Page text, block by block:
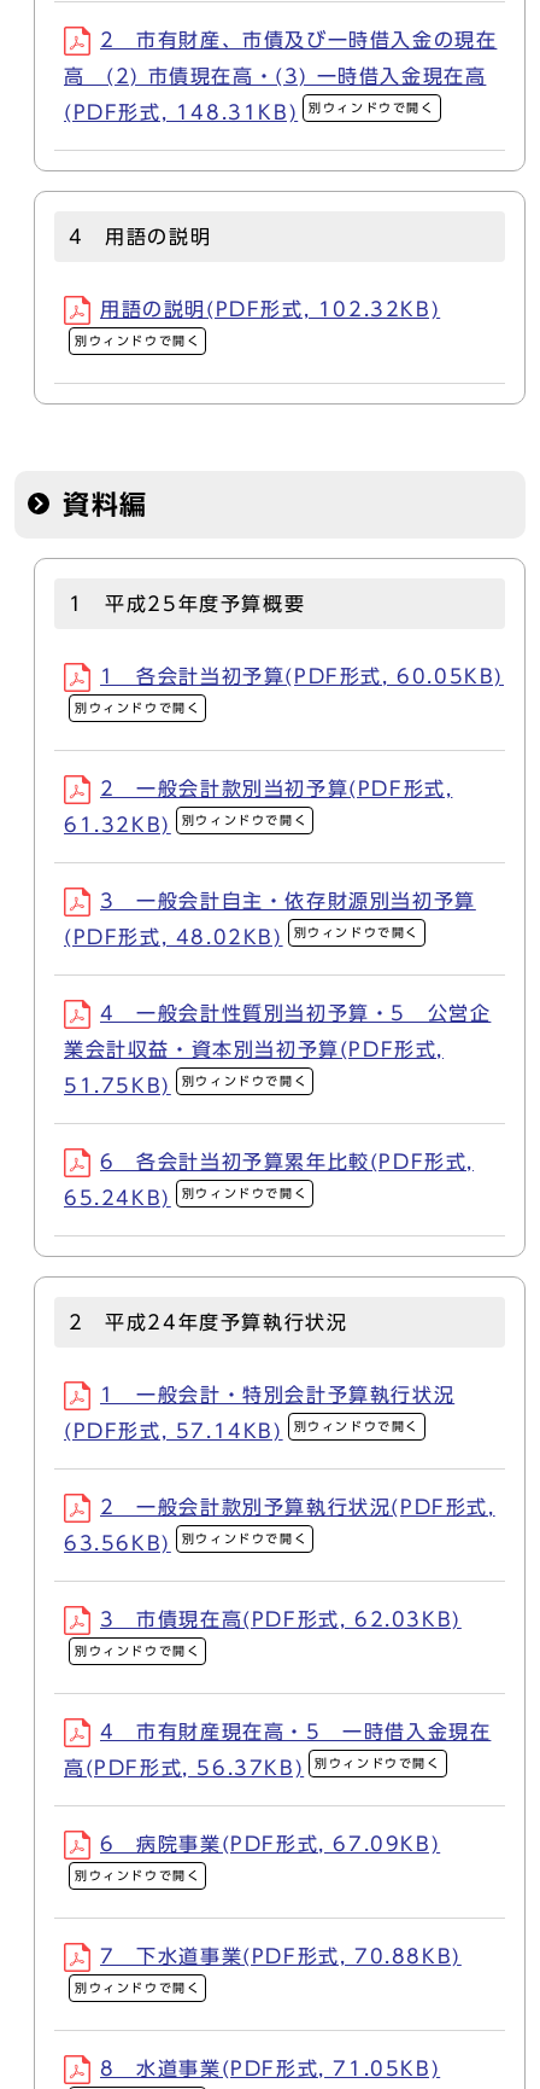
2 市有財産、市債及び一時借入金の現在
高 (2) 市債現在高・(3) 一時借入金現在高
(PDF形式, 148.31KB)
別ウィンドウで開く
4 用語の説明
用語の説明(PDF形式, 102.32KB)
別ウィンドウで開く
資料編
1 平成25年度予算概要
1 各会計当初予算(PDF形式, 60.05KB)
別ウィンドウで開く
2 一般会計款別当初予算(PDF形式,
61.32KB)
別ウィンドウで開く
3 一般会計自主・依存財源別当初予算
(PDF形式, 48.02KB)
別ウィンドウで開く
4 一般会計性質別当初予算・5 公営企
業会計収益・資本別当初予算(PDF形式,
51.75KB)
別ウィンドウで開く
6 各会計当初予算累年比較(PDF形式,
65.24KB)
別ウィンドウで開く
2 平成24年度予算執行状況
1 一般会計・特別会計予算執行状況
(PDF形式, 57.14KB)
別ウィンドウで開く
2 一般会計款別予算執行状況(PDF形式,
63.56KB)
別ウィンドウで開く
3 市債現在高(PDF形式, 62.03KB)
別ウィンドウで開く
4 市有財産現在高・5 一時借入金現在
高(PDF形式, 56.37KB)
別ウィンドウで開く
6 病院事業(PDF形式, 67.09KB)
別ウィンドウで開く
7 下水道事業(PDF形式, 70.88KB)
別ウィンドウで開く
8 水道事業(PDF形式, 71.05KB)